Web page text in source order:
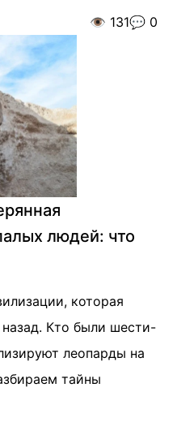
👁️ 131💬 0
людей: что
которая
Кто были шести-
леопарды на
тайны